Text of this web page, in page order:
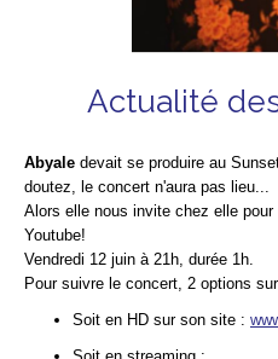
Actualité
Abyale devait se produire au
doutez, le concert n'aura pas lieu...
Alors elle nous invite chez elle
Youtube!
Vendredi 12 juin à 21h, durée 1h.
Pour suivre le concert, 2 options
Soit en HD sur son site :